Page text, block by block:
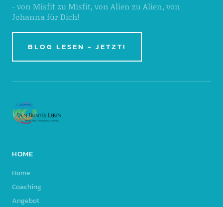
- von Misfit zu Misfit, von Alien zu Alien, von
Johanna für Dich!
BLOG LESEN - JETZT!
HOME
Home
Coaching
Angebot